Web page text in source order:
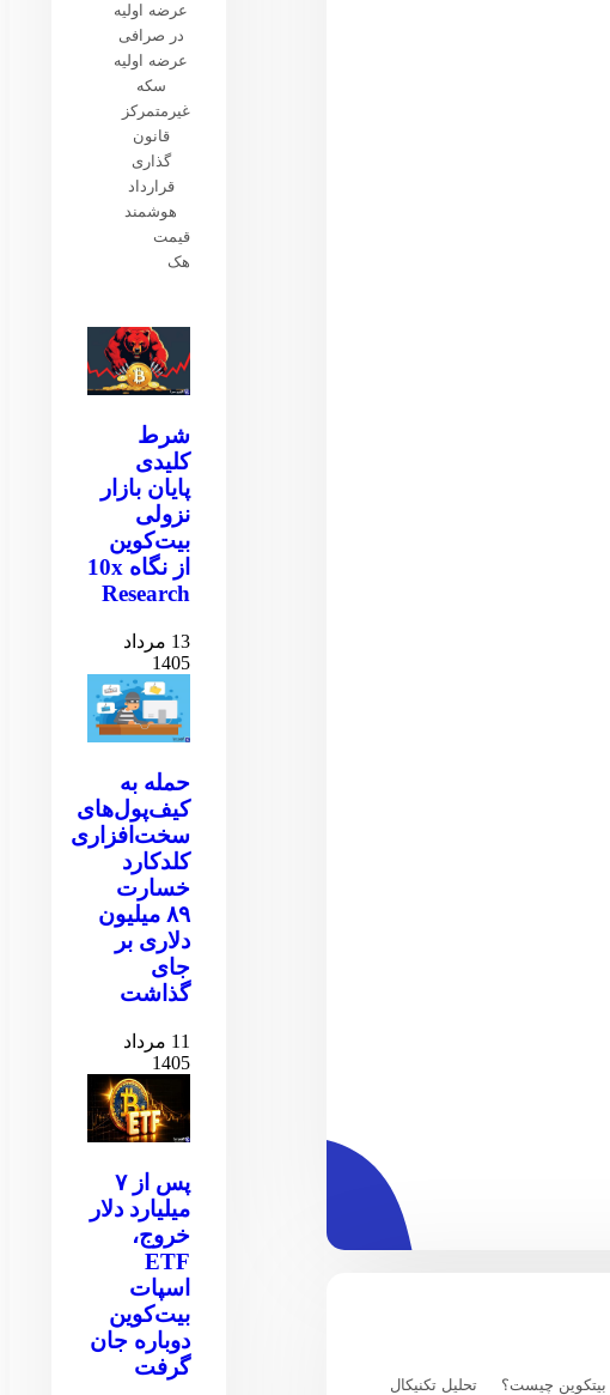
بیتکوین چیست؟
تحلیل تکنیکال
عرضه اولیه
در صرافی
عرضه اولیه
سکه
غیرمتمرکز
قانون
گذاری
قرارداد
هوشمند
قیمت
هک
شرط
کلیدی
پایان بازار
نزولی
بیت‌کوین
از نگاه 10x
Research
13 مرداد
1405
حمله به
کیف‌پول‌های
سخت‌افزاری
کلدکارد
خسارت
۸۹ میلیون
دلاری بر
جای
گذاشت
11 مرداد
1405
پس از ۷
میلیارد دلار
خروج،
ETF
اسپات
بیت‌کوین
دوباره جان
گرفت